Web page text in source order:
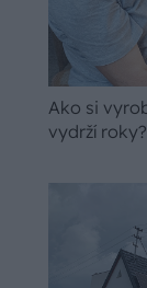
Ako si
vydrží